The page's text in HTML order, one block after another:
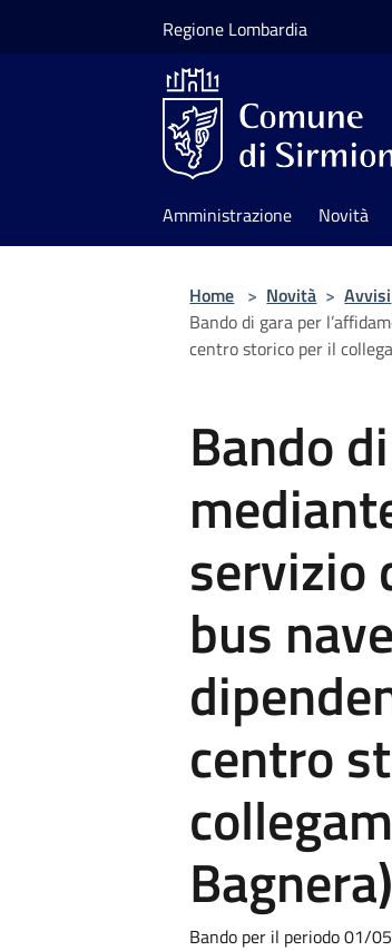
Regione Lombardia
Amministrazione Novità
Home > Novità > Avvisi
Bando di gara per
centro storico per il
Bando
servizio
bus
centro
Bando per il periodo 01/